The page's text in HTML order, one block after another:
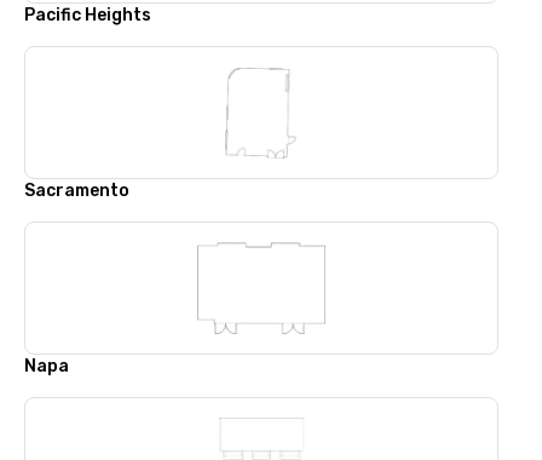
Pacific Heights
Sacramento
Napa